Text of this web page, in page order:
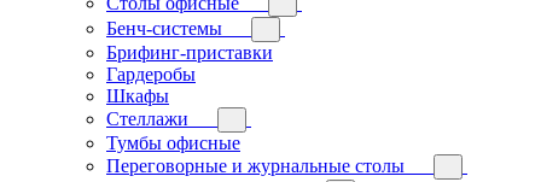
Бенч-системы
Брифинг-приставки
Гардеробы
Шкафы
Стеллажи
Тумбы офисные
Переговорные и журнальные столы